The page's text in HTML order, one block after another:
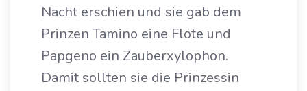
Nacht erschien und sie gab dem
Prinzen Tamino eine Flöte und
Papgeno ein Zauberxylophon.
Damit sollten sie die Prinzessin